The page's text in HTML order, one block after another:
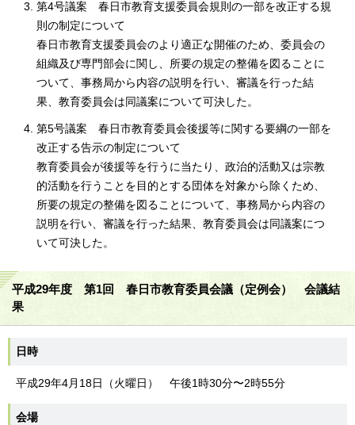
第4号議案 春日市教育支援委員会規則の一部を改正する規
則の制定について
春日市教育支援委員会のより適正な開催のため、委員会の
組織及び専門部会に関し、所要の規定の整備を図ることに
ついて、事務局から内容の説明を行い、審議を行った結
果、教育委員会は同議案について可決した。
第5号議案 春日市教育委員会後援等に関する要綱の一部を
改正する告示の制定について
教育委員会が後援等を行うに当たり、政治的活動又は宗教
的活動を行うことを目的とする団体を対象から除くため、
所要の規定の整備を図ることについて、事務局から内容の
説明を行い、審議を行った結果、教育委員会は同議案につ
いて可決した。
平成29年度 第1回 春日市教育委員会議（定例会） 会議結
果
日時
平成29年4月18日（火曜日） 午後1時30分〜2時55分
会場